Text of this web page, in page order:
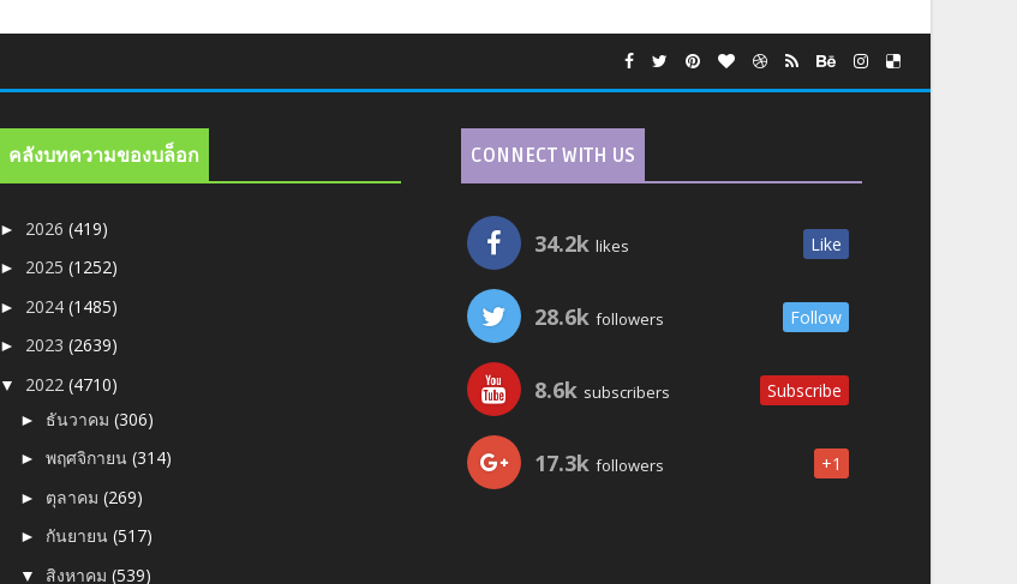
คลังบทความของบล็อก
► 2026(419)
► 2025(1252)
► 2024(1485)
► 2023(2639)
▼ 2022(4710)
► ธันวาคม(306)
►พฤศจิกายน(314)
► ตุลาคม(269)
► กันยายน(517)
▼ สิงหาคม(539)
CONNECT WITH US
34.2k likes Like
28.6k followers Follow
8.6k subscribers Subscribe
17.3k followers +1